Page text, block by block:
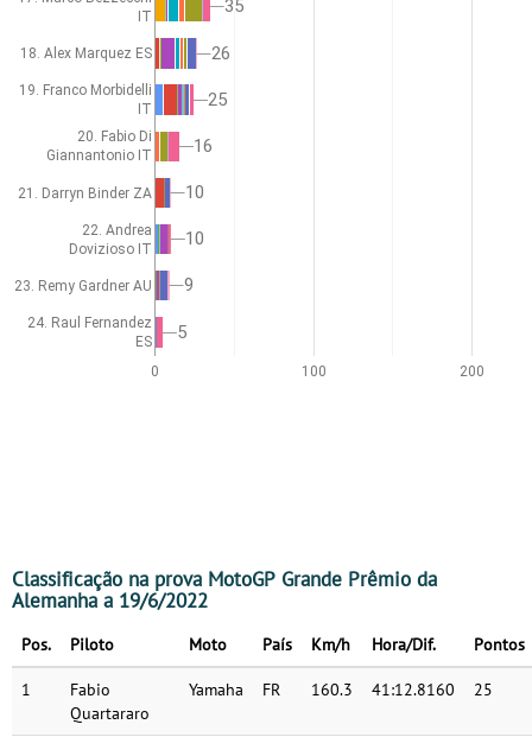
0 100 200
IT
18. Alex Marquez ES
19. Franco Morbidelli
IT
20. Fabio Di
Giannantonio IT
21. Darryn Binder ZA
22. Andrea
Dovizioso IT
23. Remy Gardner AU
24. Raul Fernandez
ES
35
35
26
26
25
25
16
16
10
10
10
10
9
9
5
5
Classificação na prova MotoGP Grande Prêmio da
Alemanha a 19/6/2022
Pos. Piloto Moto País Km/h Hora/Dif. Pontos
1
Fabio
Quartararo
Yamaha FR 160.3 41:12.8160 25